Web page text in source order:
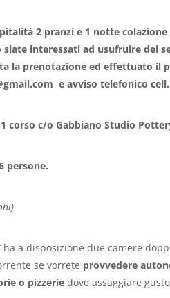
2 pranzi e 1 notte colazione
siate interessati ad usufruire dei
la prenotazione ed effettuato il
e avviso telefonico cell.
corso c/o Gabbiano Studio
persone.
ha a disposizione due camere
se vorrete provvedere
o pizzerie dove assaggiare